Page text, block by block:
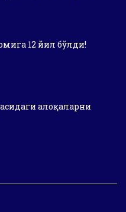
12 йил бўлди!
алоқаларни